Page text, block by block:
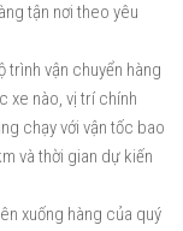
tận nơi theo yêu
trình vận chuyển hàng
xe nào, vị trí chính
chạy với vận tốc bao
và thời gian dự kiến
xuống hàng của quý